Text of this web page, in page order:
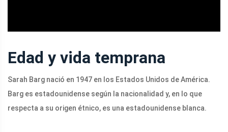
Edad y vida temprana
Sarah Barg nació en 1947 en los Estados Unidos de América.
Barg es estadounidense según la nacionalidad y, en lo que
respecta a su origen étnico, es una estadounidense blanca.